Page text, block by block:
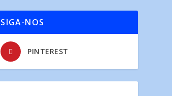
SIGA-NOS
PINTEREST